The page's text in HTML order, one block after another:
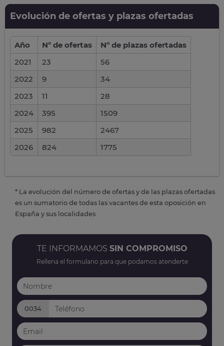
Evolución de ofertas y plazas ofertadas
Año Nº de ofertas
Nº de plazas ofertadas
2021
23
56
2022
9
34
2023
11
28
2024
395
1509
2025
982
2467
2026
824 1775
* La evolución del número de ofertas y de las plazas ofertadas
es un sumatorio de todas las vacantes de esta oposición en
España y sus localidades
TE INFORMAMOS SIN COMPROMISO
Rellena el formulario para que podamos atenderte
0034